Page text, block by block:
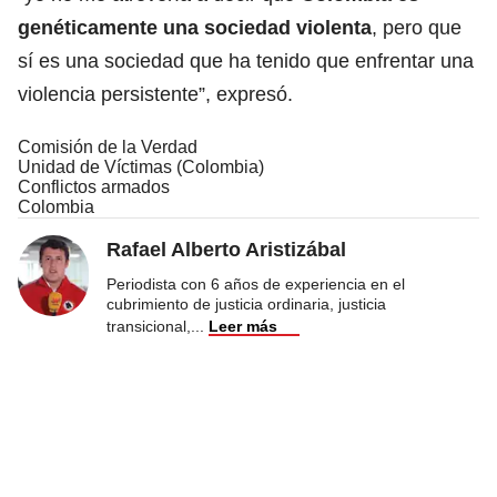
genéticamente una sociedad violenta, pero que
sí es una sociedad que ha tenido que enfrentar una
violencia persistente”, expresó.
Comisión de la Verdad
Unidad de Víctimas (Colombia)
Conflictos armados
Colombia
Rafael Alberto Aristizábal
Periodista con 6 años de experiencia en el
cubrimiento de justicia ordinaria, justicia
transicional,
Leer más